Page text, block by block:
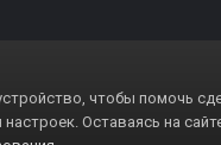
чтобы помочь
Оставаясь на